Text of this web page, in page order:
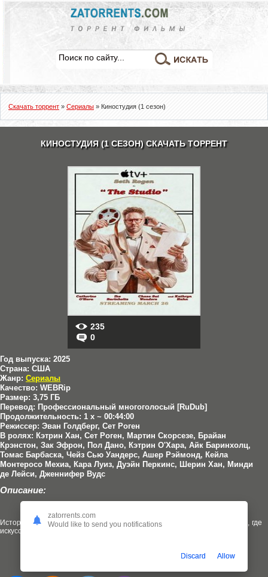
Скачать торрент » Сериалы » Киностудия (1 сезон)
КИНОСТУДИЯ (1 СЕЗОН) СКАЧАТЬ ТОРРЕНТ
235
0
Год выпуска: 2025
Страна: США
Жанр: Сериалы
Качество: WEBRip
Размер: 3,75 ГБ
Перевод: Профессиональный многоголосый [RuDub]
Продолжительность: 1 x ~ 00:44:00
Режиссер: Эван Голдберг, Сет Роген
В ролях: Кэтрин Хан, Сет Роген, Мартин Скорсезе, Брайан
Крэнстон, Зак Эфрон, Пол Дано, Кэтрин О'Хара, Айк Баринхолц,
Томас Барбаска, Чейз Сью Уандерс, Ашер Рэймонд, Кейла
Монтеросо Мехиа, Кара Луиз, Дуэйн Перкинс, Шерин Хан, Минди
де Лейси, Дженнифер Вудс
Описание:
История старой голливудской киностудии, стремящейся выжить в мире, где
искусству и бизнесу становится все труднее сосуществовать.
Добавлена 1-10 серия (из 10)
zatorrents.com
Would like to send you notifications
Discard Allow